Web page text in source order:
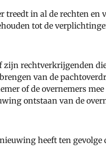
treedt in al de rechten
tot de
zijn rechtverkrijgenden
van de
of de overnemers
ontstaan van de
heeft ten